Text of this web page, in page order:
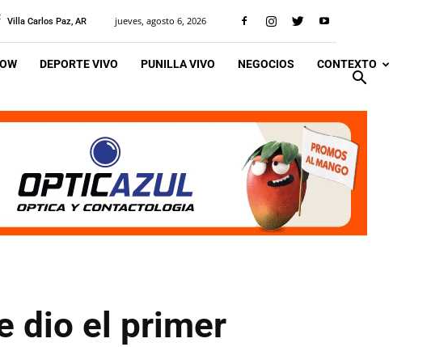
Villa Carlos Paz, AR jueves, agosto 6, 2026
DEPORTE VIVO PUNILLA VIVO NEGOCIOS CONTEXTO
dio el primer